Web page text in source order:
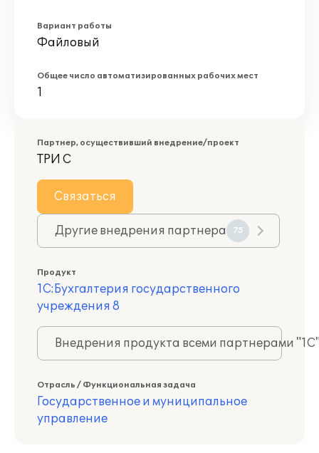
Вариант работы
Файловый
Общее число автоматизированных рабочих мест
1
Партнер, осуществивший внедрение/проект
ТРИ С
Связаться
Другие внедрения партнера 75
Продукт
1С:Бухгалтерия государственного
учреждения 8
Внедрения продукта всеми партнерами
Отрасль / Функциональная задача
Государственное и муниципальное
управление